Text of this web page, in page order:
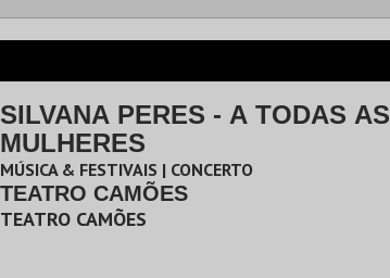
SILVANA PERES - A TODAS AS
MULHERES
MÚSICA & FESTIVAIS | CONCERTO
TEATRO CAMÕES
TEATRO CAMÕES